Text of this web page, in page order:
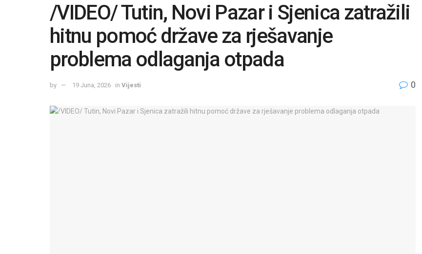
/VIDEO/ Tutin, Novi Pazar i Sjenica zatražili
hitnu pomoć države za rješavanje
problema odlaganja otpada
by 19 Juna, 2026 in Vijesti 0